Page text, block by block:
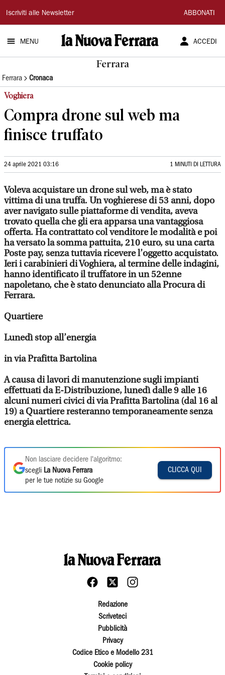
La
Nuova
Ferrara
Iscriviti alle Newsletter ABBONATI
MENU ACCEDI
Ferrara
Ferrara Cronaca
Voghiera
Compra drone sul web ma
finisce truffato
24 aprile 2021 03:16 1 MINUTI DI LETTURA
Voleva acquistare un drone sul web, ma è stato
vittima di una truffa. Un voghierese di 53 anni, dopo
aver navigato sulle piattaforme di vendita, aveva
trovato quella che gli era apparsa una vantaggiosa
offerta. Ha contrattato col venditore le modalità e poi
ha versato la somma pattuita, 210 euro, su una carta
Poste pay, senza tuttavia ricevere l’oggetto acquistato.
Ieri i carabinieri di Voghiera, al termine delle indagini,
hanno identificato il truffatore in un 52enne
napoletano, che è stato denunciato alla Procura di
Ferrara.
Quartiere
Lunedì stop all’energia
in via Prafitta Bartolina
A causa di lavori di manutenzione sugli impianti
effettuati da E-Distribuzione, lunedì dalle 9 alle 16
alcuni numeri civici di via Prafitta Bartolina (dal 16 al
19) a Quartiere resteranno temporaneamente senza
energia elettrica.
Non lasciare decidere l'algoritmo:
scegli La Nuova Ferrara
per le tue notizie su Google
CLICCA QUI
Redazione
Scriveteci
Pubblicità
Privacy
Codice Etico e Modello 231
Cookie policy